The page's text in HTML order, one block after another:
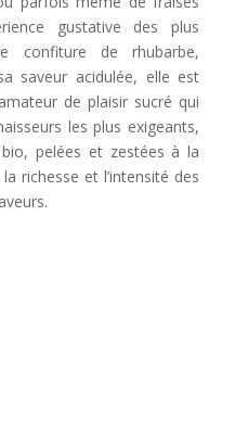
gustative des plus
confiture de rhubarbe,
saveur acidulée, elle est
de plaisir sucré qui
les plus exigeants,
pelées et zestées à la
richesse et l’intensité des